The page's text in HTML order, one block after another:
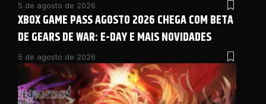
5 de agosto de 2026
XBOX GAME PASS AGOSTO 2026 CHEGA COM BETA
DE GEARS DE WAR: E-DAY E MAIS NOVIDADES
5 de agosto de 2026